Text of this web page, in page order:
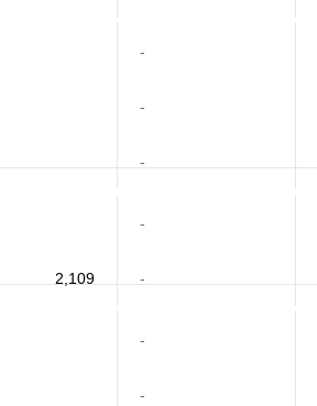
-
-
-
-
-
2,109
-
-